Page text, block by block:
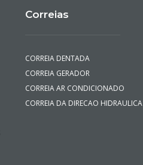
Correias
CORREIA DENTADA
CORREIA GERADOR
CORREIA AR CONDICIONADO
CORREIA DA DIRECAO HIDRAULICA